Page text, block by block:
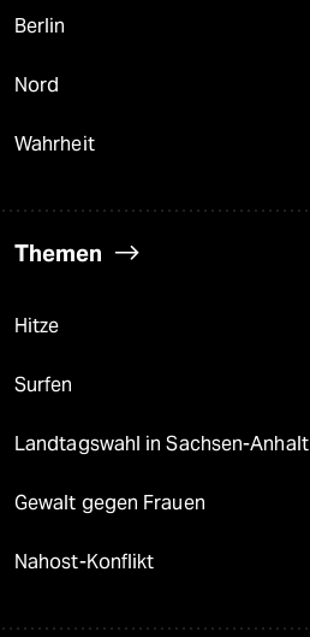
Berlin
Nord
Wahrheit
Themen
Hitze
Surfen
Landtagswahl in Sachsen-Anhalt
Gewalt gegen Frauen
Nahost-Konflikt